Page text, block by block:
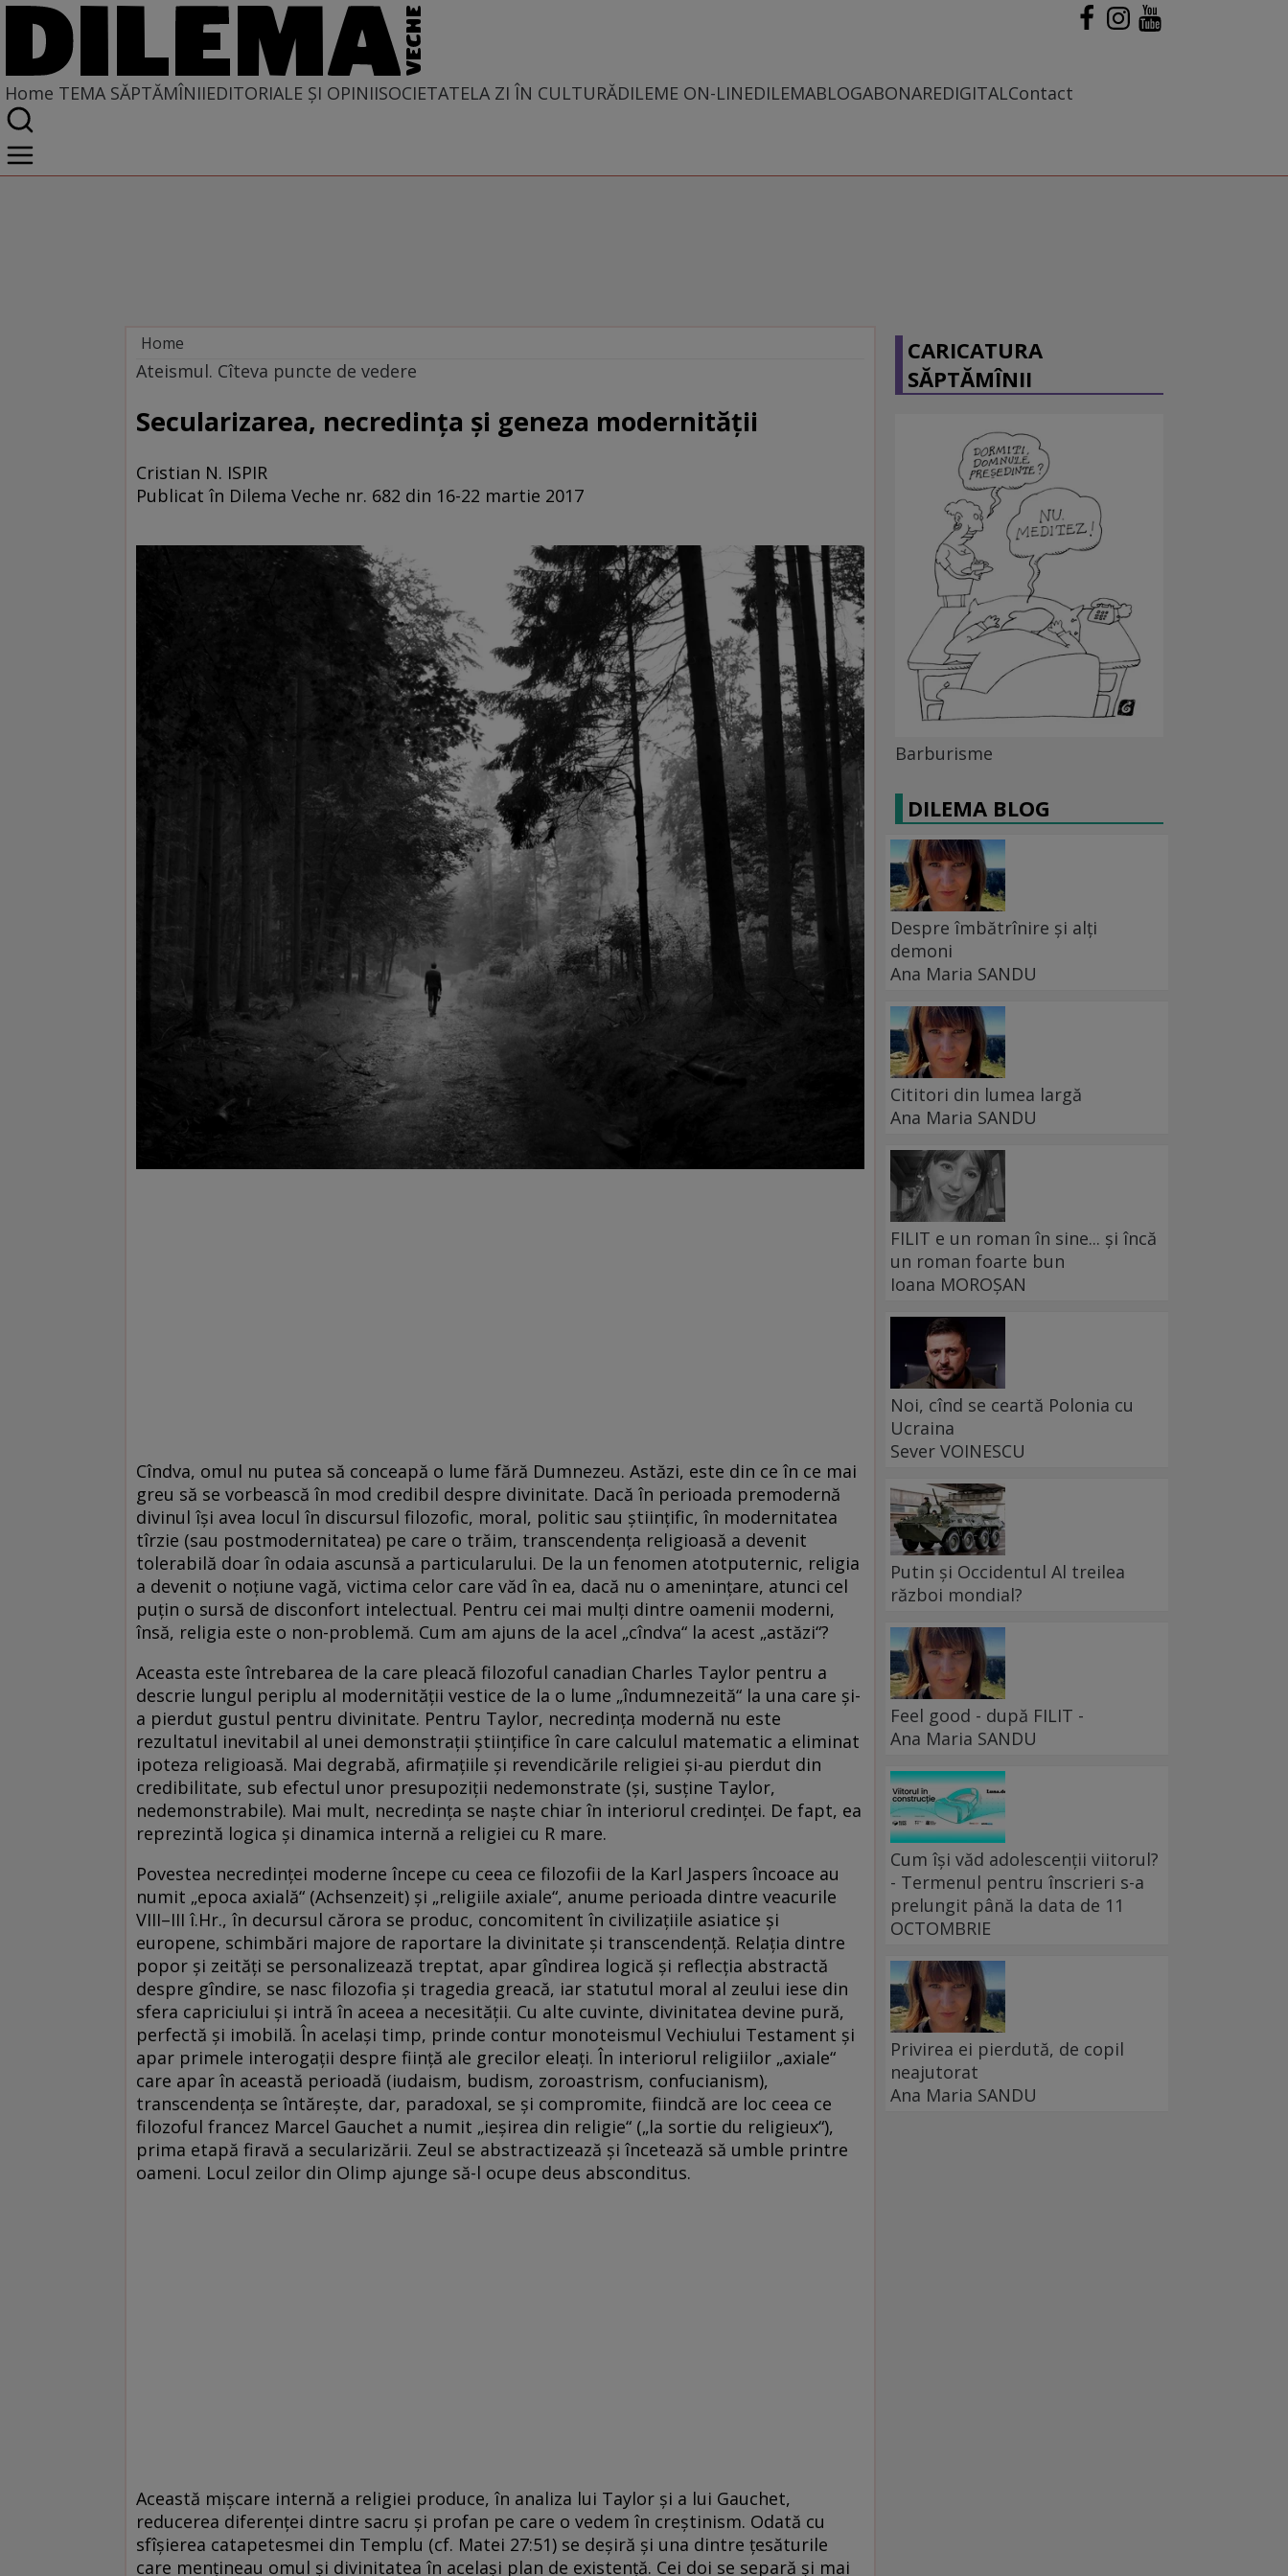
Home TEMA SĂPTĂMÎNIIEDITORIALE ȘI OPINIISOCIETATELA ZI ÎN CULTURĂDILEME ON-LINEDILEMABLOGABONAREDIGITALContact
Home
Tema săptămînii
Ateismul. Cîteva puncte de vedere
Secularizarea, necredinţa şi geneza modernităţii
Cristian N. ISPIR
Publicat în Dilema Veche nr. 682 din 16-22 martie 2017
Cîndva, omul nu putea să conceapă o lume fără Dumnezeu. Astăzi, este din ce în ce mai
greu să se vorbească în mod credibil despre divinitate. Dacă în perioada premodernă
divinul își avea locul în discursul filozofic, moral, politic sau științific, în modernitatea
tîrzie (sau postmodernitatea) pe care o trăim, transcendența religioasă a devenit
tolerabilă doar în odaia ascunsă a particularului. De la un fenomen atotputernic, religia
a devenit o noțiune vagă, victima celor care văd în ea, dacă nu o amenințare, atunci cel
puțin o sursă de disconfort intelectual. Pentru cei mai mulți dintre oamenii moderni,
însă, religia este o non-problemă. Cum am ajuns de la acel „cîndva“ la acest „astăzi“?
Aceasta este întrebarea de la care pleacă filozoful canadian Charles Taylor pentru a
descrie lungul periplu al modernității vestice de la o lume „îndumnezeită“ la una care și-
a pierdut gustul pentru divinitate. Pentru Taylor, necredința modernă nu este
rezultatul inevitabil al unei demonstrații științifice în care calculul matematic a eliminat
ipoteza religioasă. Mai degrabă, afirmațiile și revendicările religiei și-au pierdut din
credibilitate, sub efectul unor presupoziții nedemonstrate (și, susține Taylor,
nedemonstrabile). Mai mult, necredința se naște chiar în interiorul credinței. De fapt, ea
reprezintă logica și dinamica internă a religiei cu R mare.
Povestea necredinței moderne începe cu ceea ce filozofii de la Karl Jaspers încoace au
numit „epoca axială“ (Achsenzeit) și „religiile axiale“, anume perioada dintre veacurile
VIII–III î.Hr., în decursul cărora se produc, concomitent în civilizațiile asiatice și
europene, schimbări majore de raportare la divinitate și transcendență. Relația dintre
popor și zeități se personalizează treptat, apar gîndirea logică și reflecția abstractă
despre gîndire, se nasc filozofia și tragedia greacă, iar statutul moral al zeului iese din
sfera capriciului și intră în aceea a necesității. Cu alte cuvinte, divinitatea devine pură,
perfectă și imobilă. În același timp, prinde contur monoteismul Vechiului Testament și
apar primele interogații despre ființă ale grecilor eleați. În interiorul religiilor „axiale“
care apar în această perioadă (iudaism, budism, zoroastrism, confucianism),
transcendența se întărește, dar, paradoxal, se și compromite, fiindcă are loc ceea ce
filozoful francez Marcel Gauchet a numit „ieșirea din religie“ („la sortie du religieux“),
prima etapă firavă a secularizării. Zeul se abstractizează și încetează să umble printre
oameni. Locul zeilor din Olimp ajunge să-l ocupe deus absconditus.
Această mișcare internă a religiei produce, în analiza lui Taylor și a lui Gauchet,
reducerea diferenței dintre sacru și profan pe care o vedem în creștinism. Odată cu
sfîșierea catapetesmei din Templu (cf. Matei 27:51) se deșiră și una dintre țesăturile
care mențineau omul și divinitatea în același plan de existență. Cei doi se separă și mai
CARICATURA
SĂPTĂMÎNII
Barburisme
DILEMA BLOG
Despre îmbătrînire și alți
demoni
Ana Maria SANDU
Cititori din lumea largă
Ana Maria SANDU
FILIT e un roman în sine... și încă
un roman foarte bun
Ioana MOROȘAN
Noi, cînd se ceartă Polonia cu
Ucraina
Sever VOINESCU
Putin și Occidentul Al treilea
război mondial?
Feel good - după FILIT -
Ana Maria SANDU
Cum își văd adolescenții viitorul?
- Termenul pentru înscrieri s-a
prelungit până la data de 11
OCTOMBRIE
Privirea ei pierdută, de copil
neajutorat
Ana Maria SANDU